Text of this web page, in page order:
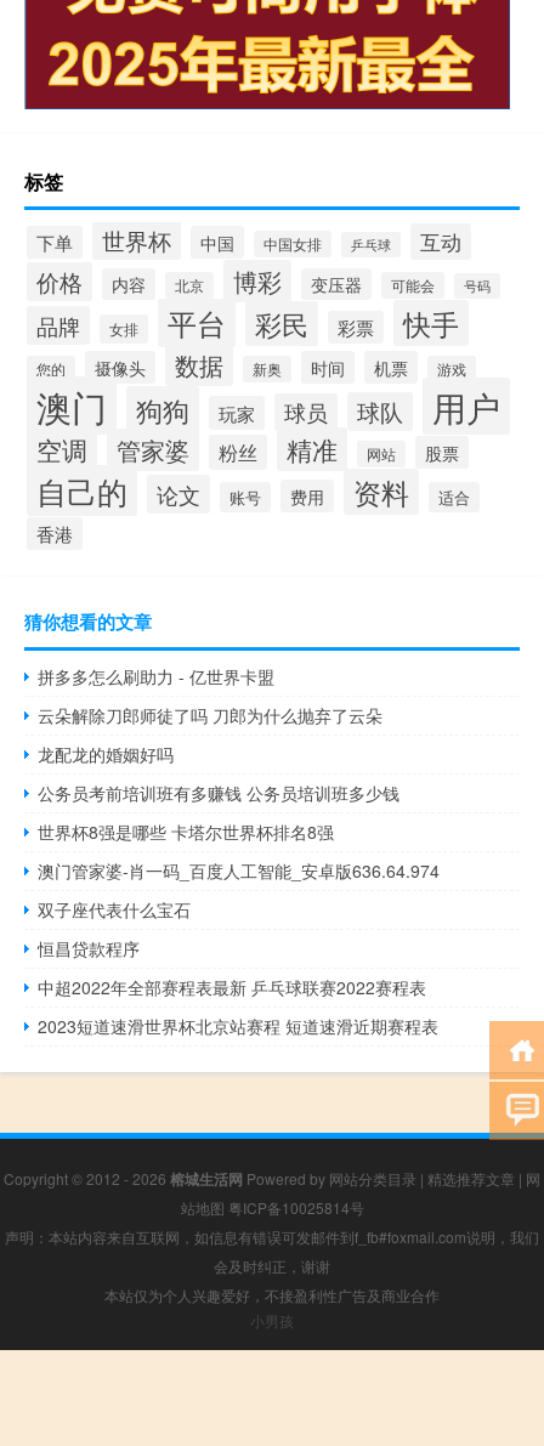
标签
下单 世界杯 中国 中国女排 乒乓球 互动
价格 内容 北京 博彩 变压器 可能会 号码
品牌 女排 平台 彩民 彩票 快手
您的 摄像头 数据 新奥 时间 机票 游戏
澳门 狗狗 玩家 球员 球队 用户
空调 管家婆 粉丝 精准 网站 股票
自己的 论文 账号 费用 资料 适合
香港
猜你想看的文章
拼多多怎么刷助力 - 亿世界卡盟
云朵解除刀郎师徒了吗 刀郎为什么抛弃了云朵
龙配龙的婚姻好吗
公务员考前培训班有多赚钱 公务员培训班多少钱
世界杯8强是哪些 卡塔尔世界杯排名8强
澳门管家婆-肖一码_百度人工智能_安卓版636.64.974
双子座代表什么宝石
恒昌贷款程序
中超2022年全部赛程表最新 乒乓球联赛2022赛程表
2023短道速滑世界杯北京站赛程 短道速滑近期赛程表
Copyright © 2012 - 2026 榕城生活网 Powered by 网站分类目录 | 精选推荐文章 | 网
站地图 粤ICP备10025814号
声明：本站内容来自互联网，如信息有错误可发邮件到f_fb#foxmail.com说明，我们
会及时纠正，谢谢
本站仅为个人兴趣爱好，不接盈利性广告及商业合作
小男孩